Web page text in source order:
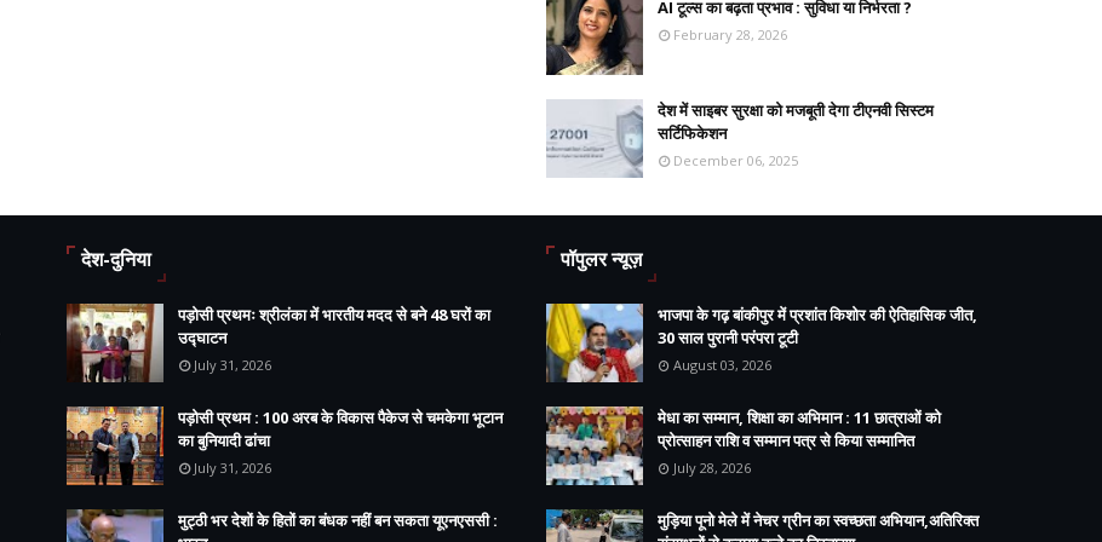
AI टूल्स का बढ़ता प्रभाव : सुविधा या निर्भरता ?
February 28, 2026
देश में साइबर सुरक्षा को मजबूती देगा टीएनवी सिस्टम
सर्टिफिकेशन
December 06, 2025
देश-दुनिया
पड़ोसी प्रथमः श्रीलंका में भारतीय मदद से बने 48 घरों का
उद्घाटन
July 31, 2026
पड़ोसी प्रथम : 100 अरब के विकास पैकेज से चमकेगा भूटान
का बुनियादी ढांचा
July 31, 2026
मुट्ठी भर देशों के हितों का बंधक नहीं बन सकता यूएनएससी :
पॉपुलर न्यूज़
भाजपा के गढ़ बांकीपुर में प्रशांत किशोर की ऐतिहासिक जीत,
30 साल पुरानी परंपरा टूटी
August 03, 2026
मेधा का सम्मान, शिक्षा का अभिमान : 11 छात्राओं को
प्रोत्साहन राशि व सम्मान पत्र से किया सम्मानित
July 28, 2026
मुड़िया पूनो मेले में नेचर ग्रीन का स्वच्छता अभियान,अतिरिक्त